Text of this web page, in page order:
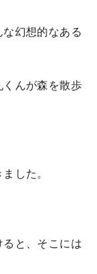
幻想的なある
んが森を散歩
した。
と、そこには